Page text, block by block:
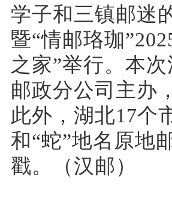
学子和三镇邮迷
暨“情邮珞珈
之家”举行。本
邮政分公司主办
此外，湖北17个
和“蛇”地名原地
戳。（汉邮）